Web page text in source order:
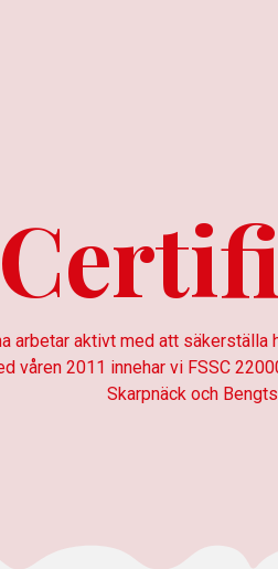
arbetar aktivt med att säkerställa
våren 2011 innehar vi FSSC
Skarpnäck och